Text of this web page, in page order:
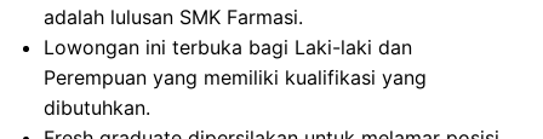
adalah lulusan SMK Farmasi.
Lowongan ini terbuka bagi Laki-laki dan
Perempuan yang memiliki kualifikasi yang
dibutuhkan.